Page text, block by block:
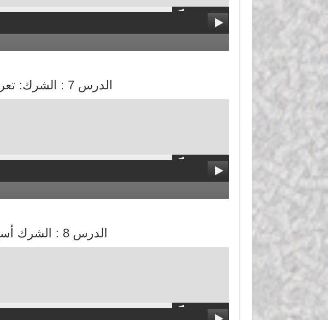
الدرس 7 : الشرك: تعريفه وأقسامه وأفراده
الدرس 8 : الشرك أسبابه وحكمه وخطورته